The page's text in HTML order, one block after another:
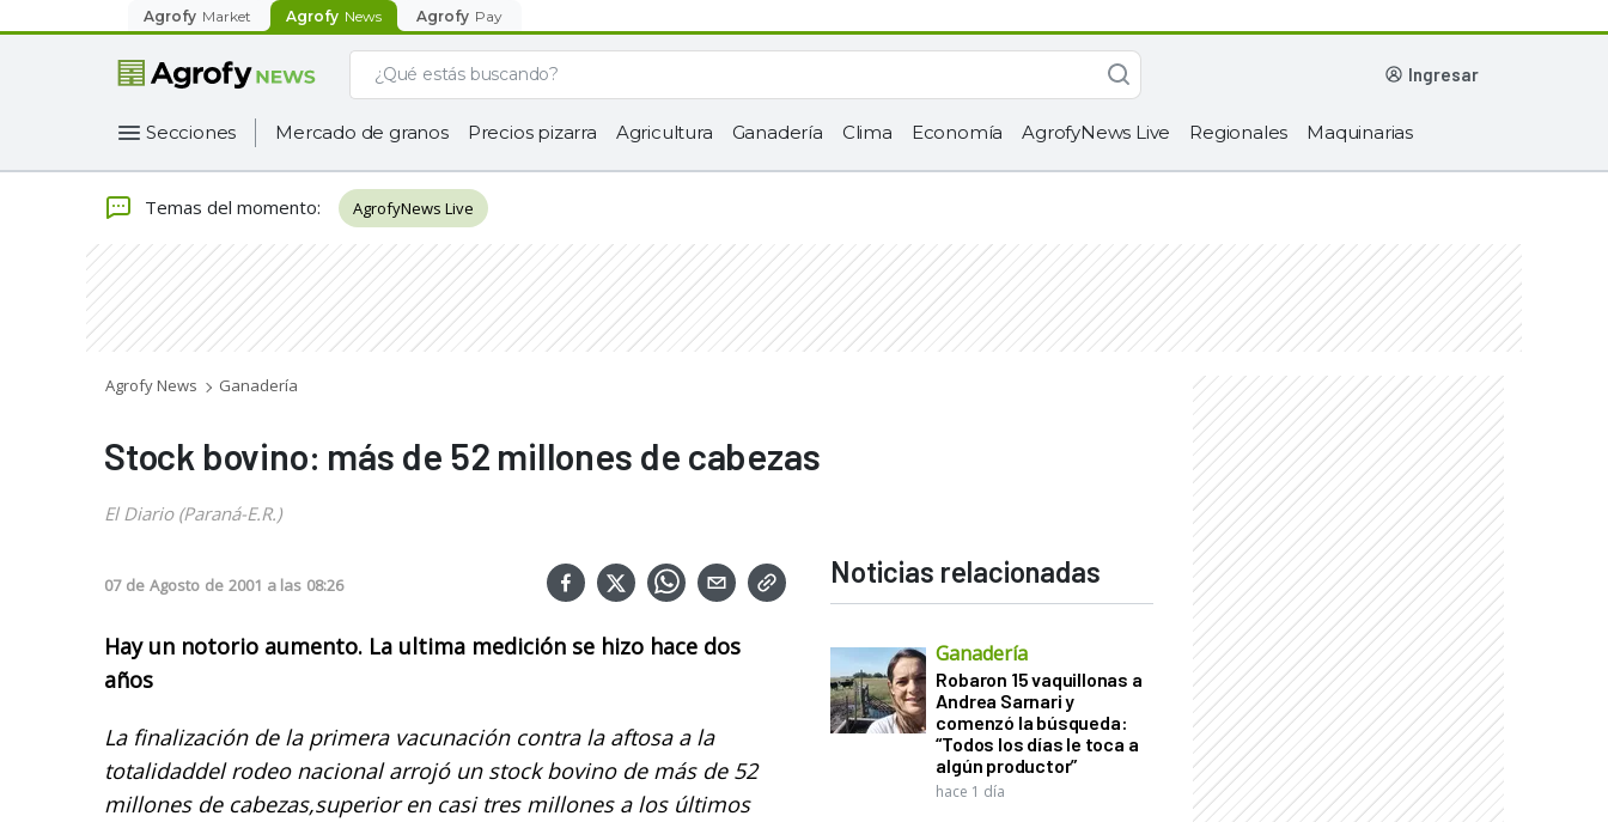
Agrofy Market Agrofy News Agrofy Pay
ingresar
Secciones Mercado de granos Precios pizarra Agricultura Ganadería Clima Economía AgrofyNews Live Regionales Maquinarias
Temas del momento: AgrofyNews Live
Agrofy News Ganadería
Stock bovino: más de 52 millones de cabezas
El Diario (Paraná-E.R.)
07 de Agosto de 2001 a las 08:26
Hay un notorio aumento. La ultima medición se hizo hace dos
años
La finalización de la primera vacunación contra la aftosa a la
totalidaddel rodeo nacional arrojó un stock bovino de más de 52
millones de cabezas,superior en casi tres millones a los últimos
Noticias relacionadas
Ganadería
Robaron 15 vaquillonas a
Andrea Sarnari y
comenzó la búsqueda:
“Todos los días le toca a
algún productor”
hace 1 día